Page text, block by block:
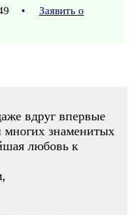
•
Заявить о
вдруг впервые
многих знаменитых
любовь к